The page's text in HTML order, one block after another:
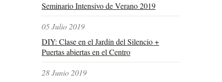
Seminario Intensivo de Verano 2019
05 Julio 2019
DIY: Clase en el Jardín del Silencio +
Puertas abiertas en el Centro
28 Junio 2019